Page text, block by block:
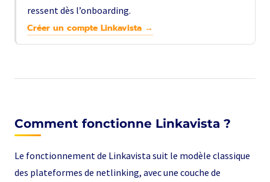
ressent dès l’onboarding.
Créer un compte Linkavista →
Comment fonctionne Linkavista ?
Le fonctionnement de Linkavista suit le modèle classique
des plateformes de netlinking, avec une couche de